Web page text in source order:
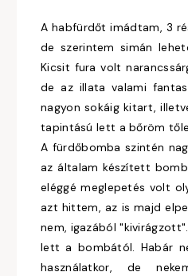
A habfürdőt imádtam, 3
de szerintem simán
Kicsit fura volt
de az illata valami
nagyon sokáig kitart,
tapintású lett a bőröm
A fürdőbomba szintén
az általam készített
eléggé meglepetés volt
azt hittem, az is majd
nem, igazából
lett a bombától. Habár
használatkor, de